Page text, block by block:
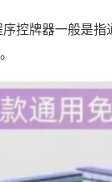
控牌器一般是